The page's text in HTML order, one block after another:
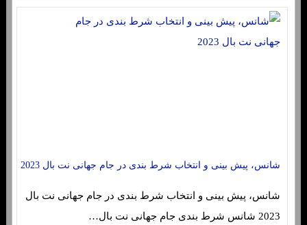
شانس، پیش بینی و انتخاب شرط بندی در جام جهانی نت بال 2023
شانس، پیش بینی و انتخاب شرط بندی در جام جهانی نت بال
2023 شانس شرط بندی جام جهانی نت بال…